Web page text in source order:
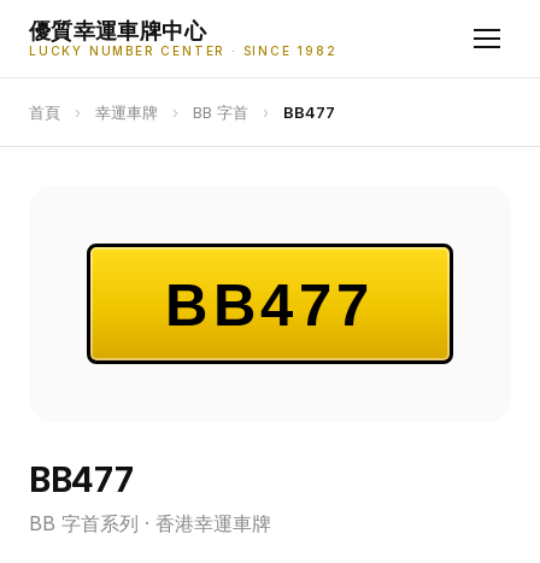
優質幸運車牌中心
LUCKY NUMBER CENTER · SINCE 1982
首頁 › 幸運車牌 › BB 字首 › BB477
BB477
BB477
BB 字首系列 · 香港幸運車牌